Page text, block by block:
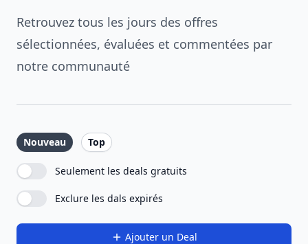
Retrouvez tous les jours des offres
sélectionnées, évaluées et commentées par
notre communauté
Nouveau Top
Seulement les deals gratuits
Exclure les dals expirés
Ajouter un Deal